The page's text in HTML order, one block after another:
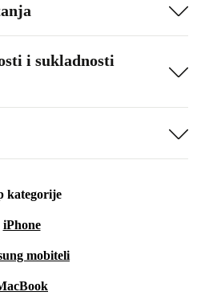
i sukladnosti
kategorije
iPhone
mobiteli